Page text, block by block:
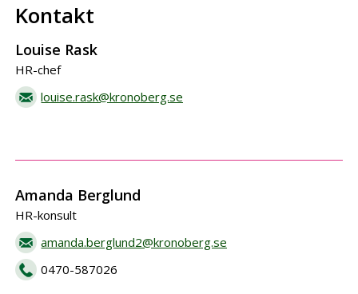
Kontakt
Louise Rask
HR-chef
louise.rask@kronoberg.se
Amanda Berglund
HR-konsult
amanda.berglund2@kronoberg.se
0470-587026